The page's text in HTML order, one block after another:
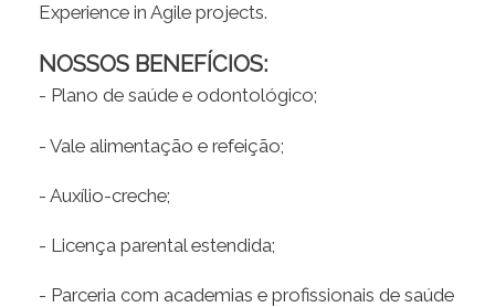
Experience in Agile projects.
NOSSOS BENEFÍCIOS:
- Plano de saúde e odontológico;
- Vale alimentação e refeição;
- Auxílio-creche;
- Licença parental estendida;
- Parceria com academias e profissionais de saúde